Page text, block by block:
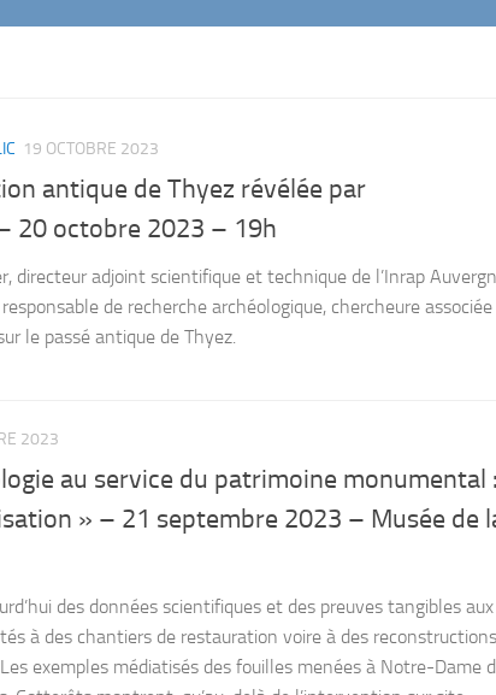
19 OCTOBRE 2023
antique de Thyez révélée par
20 octobre 2023 – 19h
directeur adjoint scientifique et technique de l’Inrap
de recherche archéologique, chercheure associée
le passé antique de Thyez.
2023
au service du patrimoine monumental :
» – 21 septembre 2023 – Musée de
des données scientifiques et des preuves tangibles aux
à des chantiers de restauration voire à des reconstructions
exemples médiatisés des fouilles menées à Notre-Dame